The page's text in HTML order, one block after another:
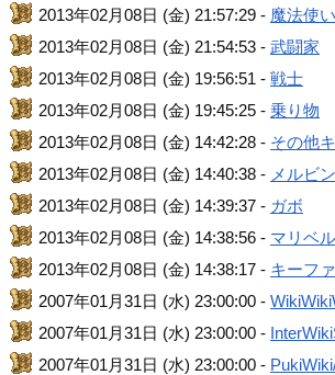
2013年02月08日 (金) 21:57:29 - 魔法使い
2013年02月08日 (金) 21:54:53 -武闘家
2013年02月08日 (金) 19:56:51 -戦士
2013年02月08日 (金) 19:45:25 -乗り物
2013年02月08日 (金) 14:42:28 - その他
2013年02月08日 (金) 14:40:38 - メルビン
2013年02月08日 (金) 14:39:37 - ガボ
2013年02月08日 (金) 14:38:56 - マリベル
2013年02月08日 (金) 14:38:17 - キーファ
2007年01月31日 (水) 23:00:00 -
2007年01月31日 (水) 23:00:00 -
2007年01月31日 (水) 23:00:00 -